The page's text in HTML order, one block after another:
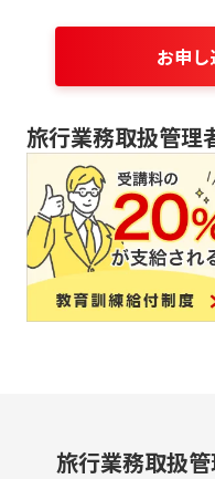
お申し
旅行業務取扱管理
旅行業務取扱